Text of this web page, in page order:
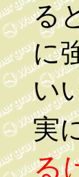
る
に
い
実
る